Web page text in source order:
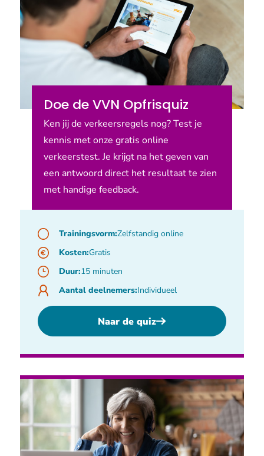
Doe de VVN Opfrisquiz
Ken jij de verkeersregels nog? Test je
kennis met onze gratis online
verkeerstest. Je krijgt na het geven van
een antwoord direct het resultaat te zien
met handige feedback.
Trainingsvorm:Zelfstandig online
Kosten:Gratis
Duur:15 minuten
Aantal deelnemers:Individueel
Naar de quiz